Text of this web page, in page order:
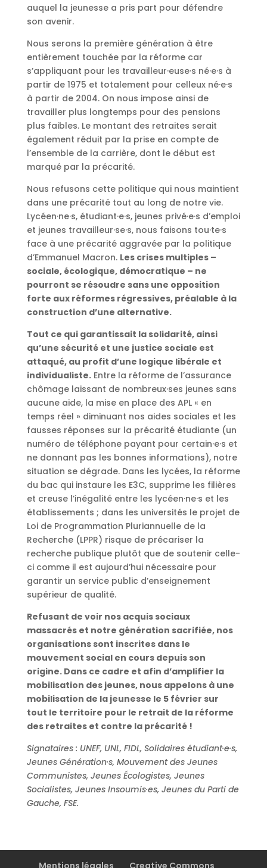
auquel la jeunesse a pris part pour défendre
son avenir.
Nous serons la première génération à être
entièrement touchée par la réforme car
s’appliquant pour les travailleur·euse·s né·e·s à
partir de 1975 et totalement pour celleux né·e·s
à partir de 2004. On nous impose ainsi de
travailler plus longtemps pour des pensions
plus faibles. Le montant des retraites serait
également réduit par la prise en compte de
l’ensemble de la carrière, dont le début est
marqué par la précarité.
Nous refusons cette politique qui nous maintient
dans une précarité tout au long de notre vie.
Lycéen·ne·s, étudiant·e·s, jeunes privé·e·s d’emploi
et jeunes travailleur·se·s, nous faisons tou·te·s
face à une précarité aggravée par la politique
d’Emmanuel Macron. Les crises multiples –
sociale, écologique, démocratique – ne
pourront se résoudre sans une opposition
forte aux réformes régressives, préalable à la
construction d’une alternative.
Tout ce qui garantissait la solidarité, ainsi
qu’une sécurité et une justice sociale est
attaqué, au profit d’une logique libérale et
individualiste.Entre la réforme de l’assurance
chômage laissant de nombreux·ses jeunes sans
aucune aide, la mise en place des APL « en
temps réel » diminuant nos aides sociales et les
fausses réponses sur la précarité étudiante (un
numéro de téléphone payant pour certain·e·s et
ne donnant pas les bonnes informations), notre
situation se dégrade. Dans les lycées, la réforme
du bac qui instaure les E3C, supprime les filières
et creuse l’inégalité entre les lycéen·ne·s et les
établissements ; dans les universités le projet de
Loi de Programmation Pluriannuelle de la
Recherche (LPPR) risque de précariser la
recherche publique plutôt que de soutenir celle-
ci comme il est aujourd’hui nécessaire pour
garantir un service public d’enseignement
supérieur de qualité.
Refusant de voir nos acquis sociaux
massacrés et notre génération sacrifiée, nos
organisations sont inscrites dans le
mouvement social en cours depuis son
origine. Dans ce cadre et afin d’amplifier la
mobilisation des jeunes, nous appelons à une
mobilisation de la jeunesse le 5 février sur
tout le territoire pour le retrait de la réforme
des retraites et contre la précarité !
Signataires : UNEF, UNL, FIDL, Solidaires étudiant·e·s,
Jeunes Génération·s, Mouvement des Jeunes
Communistes, Jeunes Écologistes, Jeunes
Socialistes, Jeunes Insoumis·es, Jeunes du Parti de
Gauche, FSE.
Mentions légales Creative Commons